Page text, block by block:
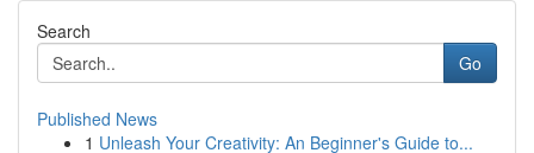
Search
Go
Published News
1 Unleash Your Creativity: An Beginner's Guide to...